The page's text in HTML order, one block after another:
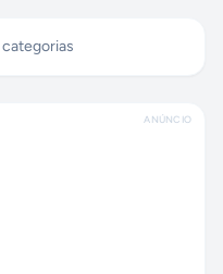
categorias
ANÚNCIO